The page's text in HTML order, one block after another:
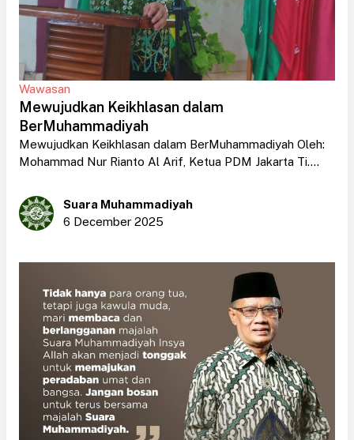
Wawasan
Mewujudkan Keikhlasan dalam
BerMuhammadiyah
Mewujudkan Keikhlasan dalam BerMuhammadiyah Oleh:
Mohammad Nur Rianto Al Arif, Ketua PDM Jakarta Ti....
Suara Muhammadiyah
6 December 2025